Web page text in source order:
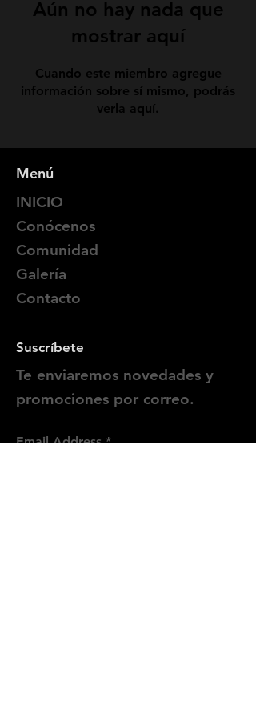
Aún no hay nada que
mostrar aquí
Cuando este miembro agregue
información sobre sí mismo, podrás
verla aquí.
Menú
INICIO
Conócenos
Comunidad
Galería
Contacto
Suscríbete
Te enviaremos novedades y
promociones por correo.
Email Address